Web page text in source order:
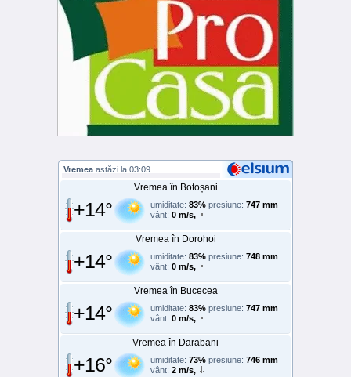
Vremea astăzi la 03:09
Vremea în Botoșani
+14° umiditate: 83% presiune: 747 mm
vânt: 0 m/s,
Vremea în Dorohoi
+14° umiditate: 83% presiune: 748 mm
vânt: 0 m/s,
Vremea în Bucecea
+14° umiditate: 83% presiune: 747 mm
vânt: 0 m/s,
Vremea în Darabani
+16° umiditate: 73% presiune: 746 mm
vânt: 2 m/s,